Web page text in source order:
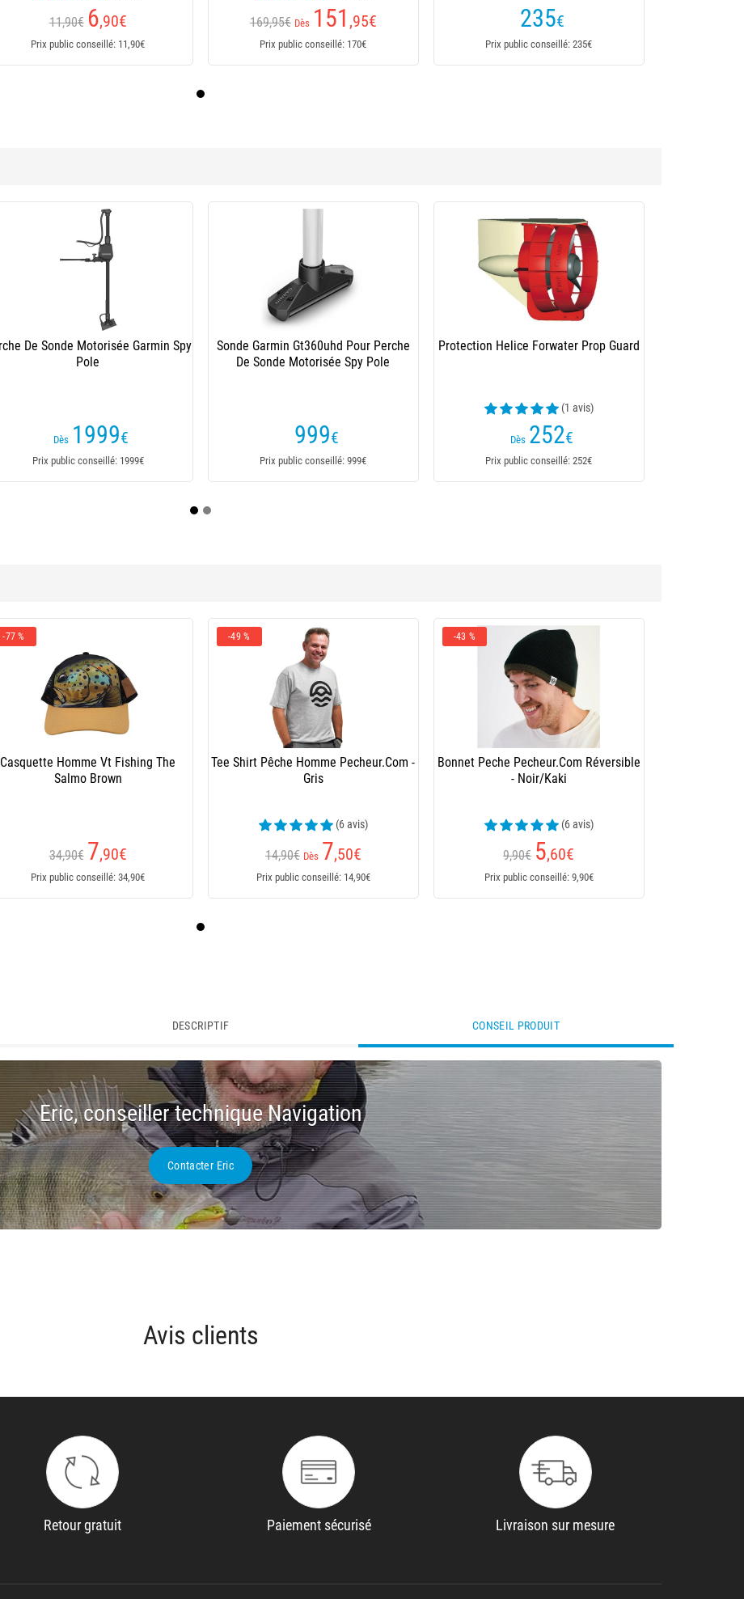
11,90€ 6,90€
Prix public conseillé: 11,90€
169,95€ Dès 151 ,95€
Prix public conseillé: 170€
235€
Prix public conseillé: 235€
Système De Fixation Sur Plat-Bord
Garmin Pour Perche Spypole
-77 %
Casquette Homme Vt Fishing The
Salmo Brown
34,90€ 7,90€
Prix public conseillé: 34,90€
-49 %
Tee Shirt Pêche Homme Pecheur.Com -
Gris
(6 avis)
14,90€ Dès 7,50€
Prix public conseillé: 14,90€
-43 %
Bonnet Peche Pecheur.Com Réversible
- Noir/Kaki
(6 avis)
9,90€ 5,60€
Prix public conseillé: 9,90€
DESCRIPTIF CONSEIL PRODUIT
Eric, conseiller technique Navigation
Contacter Eric
Avis clients
Retour gratuit Paiement sécurisé Livraison sur mesure